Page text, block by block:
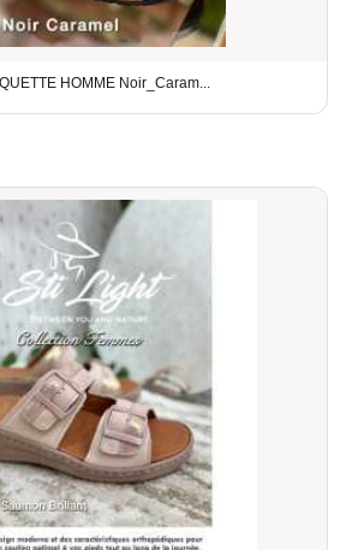
HOMME Noir_Caram...